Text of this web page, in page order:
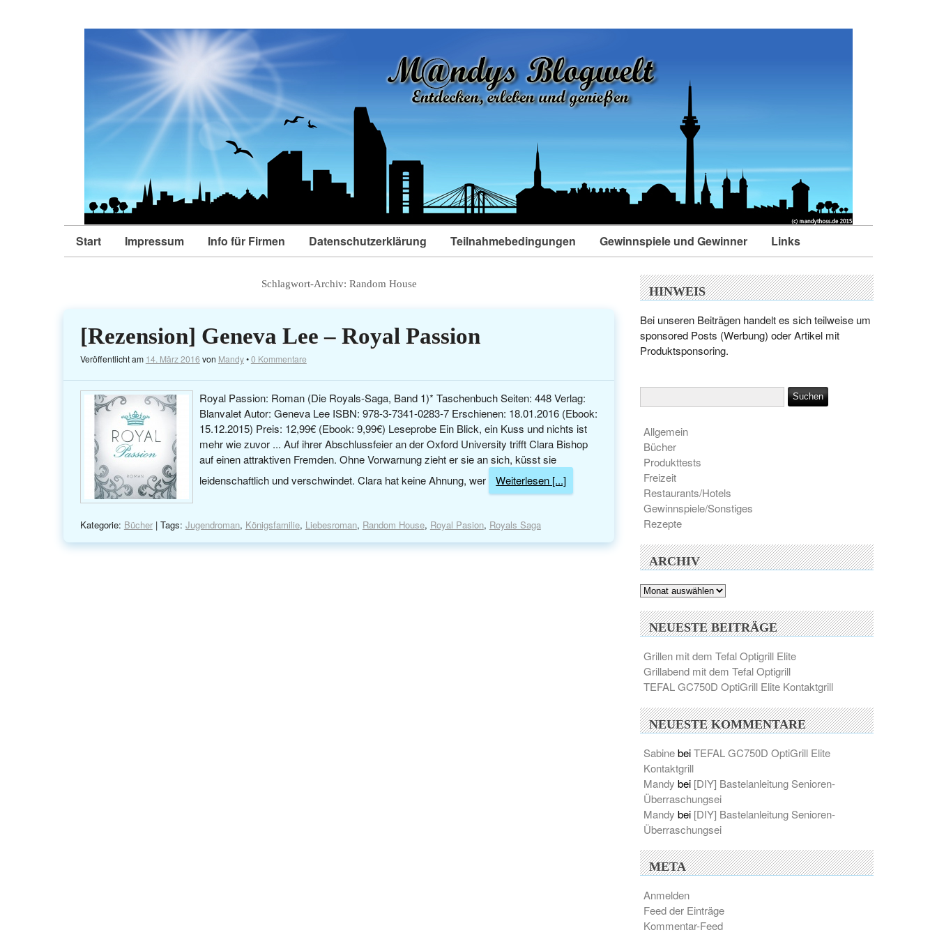
Start Impressum Info für Firmen Datenschutzerklärung Teilnahmebedingungen Gewinnspiele und Gewinner Links
Schlagwort-Archiv: Random House
[Rezension] Geneva Lee – Royal Passion
Veröffentlicht am 14. März 2016 von Mandy•0 Kommentare
Royal Passion: Roman (Die Royals-Saga, Band 1)* Taschenbuch Seiten: 448 Verlag:
Blanvalet Autor: Geneva Lee ISBN: 978-3-7341-0283-7 Erschienen: 18.01.2016 (Ebook:
15.12.2015) Preis: 12,99€ (Ebook: 9,99€) Leseprobe Ein Blick, ein Kuss und nichts ist
mehr wie zuvor ... Auf ihrer Abschlussfeier an der Oxford University trifft Clara Bishop
auf einen attraktiven Fremden. Ohne Vorwarnung zieht er sie an sich, küsst sie
leidenschaftlich und verschwindet. Clara hat keine Ahnung, wer
Weiterlesen [...]
Kategorie: Bücher| Tags: Jugendroman, Königsfamilie, Liebesroman, Random House, Royal Pasion, Royals Saga
HINWEIS
Bei unseren Beiträgen handelt es sich teilweise um
sponsored Posts (Werbung) oder Artikel mit
Produktsponsoring.
Allgemein
Bücher
Produkttests
Freizeit
Restaurants/Hotels
Gewinnspiele/Sonstiges
Rezepte
ARCHIV
Archiv
NEUESTE BEITRÄGE
Grillen mit dem Tefal Optigrill Elite
Grillabend mit dem Tefal Optigrill
TEFAL GC750D OptiGrill Elite Kontaktgrill
NEUESTE KOMMENTARE
SabinebeiTEFAL GC750D OptiGrill Elite
Kontaktgrill
Mandy bei [DIY] Bastelanleitung Senioren-
Überraschungsei
Mandy bei [DIY] Bastelanleitung Senioren-
Überraschungsei
META
Anmelden
Feed der Einträge
Kommentar-Feed